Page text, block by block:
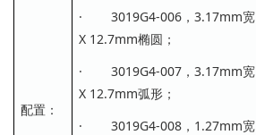
配置：
· 3019G4-006，3.17mm宽
X 12.7mm椭圆；
· 3019G4-007，3.17mm宽
X 12.7mm弧形；
· 3019G4-008，1.27mm宽